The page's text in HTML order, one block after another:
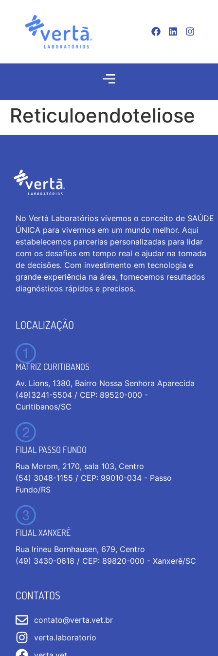
Reticuloendoteliose
No Vertà Laboratórios vivemos o conceito de SAÚDE
ÚNICA para vivermos em um mundo melhor. Aqui
estabelecemos parcerias personalizadas para lidar
com os desafios em tempo real e ajudar na tomada
de decisões. Com investimento em tecnologia e
grande experiência na área, fornecemos resultados
diagnósticos rápidos e precisos.
LOCALIZAÇÃO
MATRIZ CURITIBANOS
Av. Lions, 1380, Bairro Nossa Senhora Aparecida
(49)3241-5504 / CEP: 89520-000 -
Curitibanos/SC
FILIAL PASSO FUNDO
Rua Morom, 2170, sala 103, Centro
(54) 3048-1155 / CEP: 99010-034 - Passo
Fundo/RS
FILIAL XANXERÊ
Rua Irineu Bornhausen, 679, Centro
(49) 3430-0618 / CEP: 89820-000 - Xanxerê/SC
CONTATOS
contato@verta.vet.br
verta.laboratorio